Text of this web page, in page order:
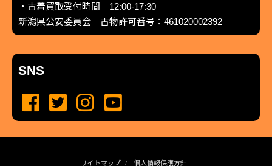
・古着買取受付時間 12:00-17:30
新潟県公安委員会 古物許可番号：461020002392
SNS
サイトマップ 個人情報保護方針